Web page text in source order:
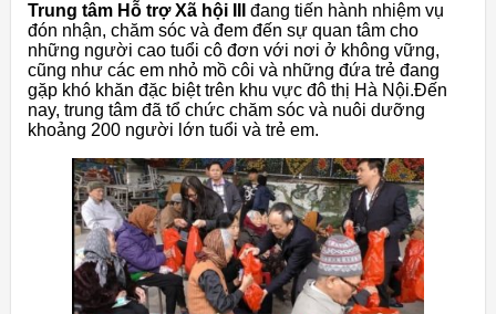
Trung tâm Hỗ trợ Xã hội III
đang tiến hành nhiệm vụ
đón nhận, chăm sóc và đem đến sự quan tâm cho
những người cao tuổi cô đơn với nơi ở không vững,
cũng như các em nhỏ mồ côi và những đứa trẻ đang
gặp khó khăn đặc biệt trên khu vực đô thị Hà Nội.Đến
nay, trung tâm đã tổ chức chăm sóc và nuôi dưỡng
khoảng 200 người lớn tuổi và trẻ em.